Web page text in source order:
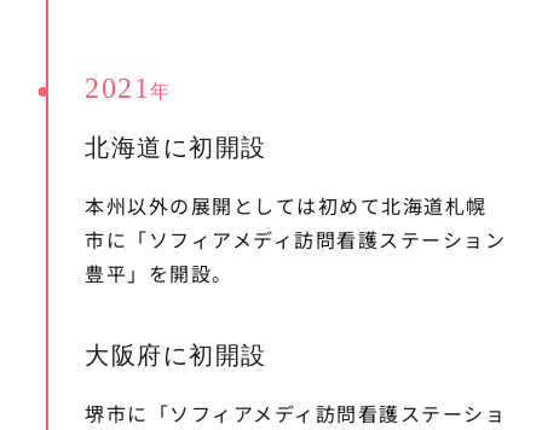
2021 年
北海道に初開設
本州以外の展開としては初めて北海道札幌
市に「ソフィアメディ訪問看護ステーション
豊平」を開設。
大阪府に初開設
堺市に「ソフィアメディ訪問看護ステーショ